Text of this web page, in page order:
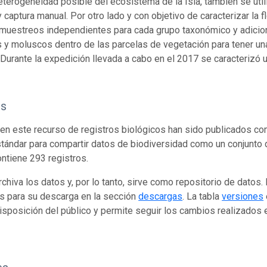
captura manual. Por otro lado y con objetivo de caracterizar la
independientes para cada grupo taxonómico y
y moluscos dentro de las parcelas de vegetación para tener
Durante la expedición llevada a cabo en el 2017 se
este recurso de registros biológicos han sido publicados
para compartir datos de biodiversidad como un
293 registros.
los datos y, por lo tanto, sirve como repositorio de
para su descarga en la seccióndescargas. La tablaversiones
del público y permite seguir los cambios realizados